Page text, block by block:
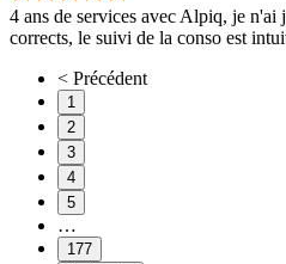
4 ans de services avec Alpiq, je n'ai
corrects, le suivi de la conso est
< Précédent
1
2
3
4
5
…
177